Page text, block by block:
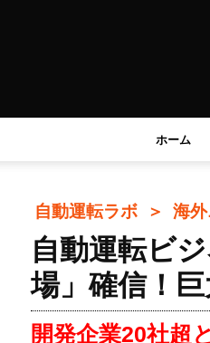
ホーム
自動運転ラボ ＞ 海
自動運転ビ
場」確信！
開発企業20社超